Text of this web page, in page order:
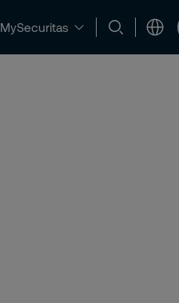
MySecuritas
Contact en ondersteuning